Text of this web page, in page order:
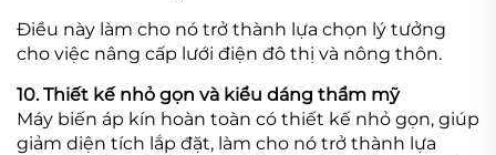
Điều này làm cho nó trở thành lựa chọn lý tưởng
cho việc nâng cấp lưới điện đô thị và nông thôn.
10. Thiết kế nhỏ gọn và kiểu dáng thẩm mỹ
Máy biến áp kín hoàn toàn có thiết kế nhỏ gọn, giúp
giảm diện tích lắp đặt, làm cho nó trở thành lựa